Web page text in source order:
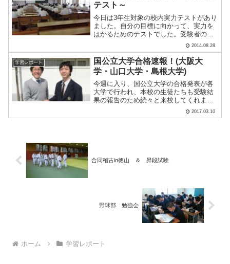
テスト～
今日は3年生対象の校内実力テストがあり
ました。自分の目標に向かって、実力を
はかるためのテストでした。受験者の生
徒のみなさんは、夏休みも教員室で質問
したり、自習室を活用したり、夏季講習
を受講したり、自宅学習を充実させたり
と、それぞれ努力をして.....
2014.08.28
学習レポート
国公立大学合格速報！(大阪大
学・山口大学・島根大学)
今週に入り、国公立大学の合格発表が各
大学で行われ、本校の生徒たちも受験結
果の報告のため続々と来校してくれまし
た。第一志望に無事合格し充実した表情
の生徒や、思い通りの結果にならず落ち
2017.03.10
合同稽古in徳山 ＆ 昇段試験
野球部 勉強会
ホーム 学習レポート